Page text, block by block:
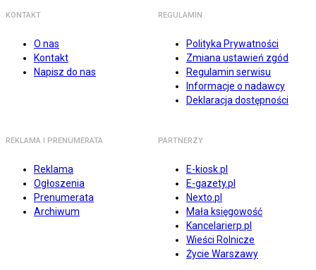
KONTAKT
O nas
Kontakt
Napisz do nas
REGULAMIN
Polityka Prywatności
Zmiana ustawień zgód
Regulamin serwisu
Informacje o nadawcy
Deklaracja dostępności
REKLAMA I PRENUMERATA
Reklama
Ogłoszenia
Prenumerata
Archiwum
PARTNERZY
E-kiosk.pl
E-gazety.pl
Nexto.pl
Mała księgowość
Kancelarierp.pl
Wieści Rolnicze
Życie Warszawy